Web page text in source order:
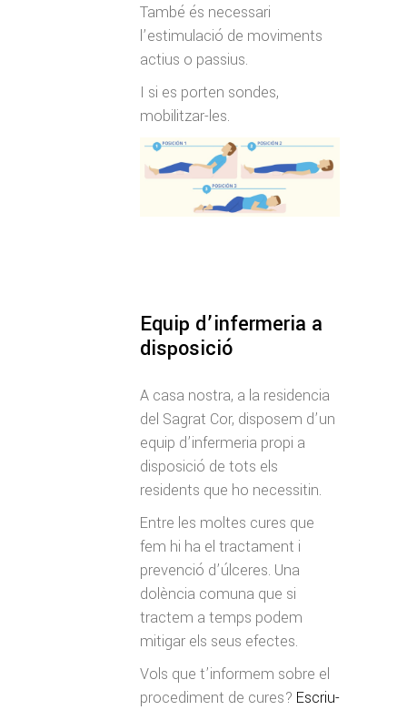
També és necessari
l’estimulació de moviments
actius o passius.
I si es porten sondes,
mobilitzar-les.
Equip d’infermeria a
disposició
A casa nostra, a la residencia
del Sagrat Cor, disposem d’un
equip d’infermeria propi a
disposició de tots els
residents que ho necessitin.
Entre les moltes cures que
fem hi ha el tractament i
prevenció d’úlceres. Una
dolència comuna que si
tractem a temps podem
mitigar els seus efectes.
Vols que t’informem sobre el
procediment de cures? Escriu-